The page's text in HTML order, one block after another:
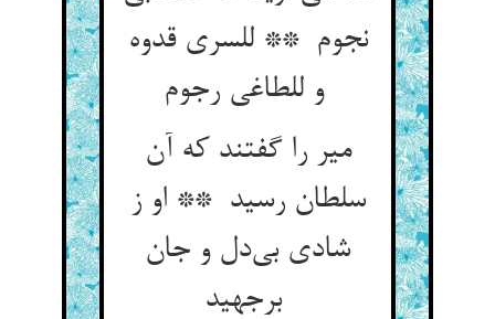
نجوم ** للسری قدوه
و للطاغی رجوم
میر را گفتند که آن
سلطان رسید ** او ز
شادی بی‌دل و جان
برجهید